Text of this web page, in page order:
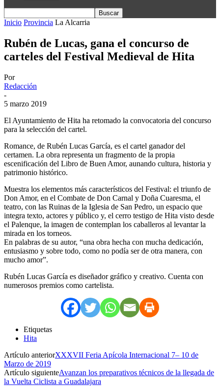
Inicio Provincia La Alcarria
Rubén de Lucas, gana el concurso de
carteles del Festival Medieval de Hita
Por
Redacción
-
5 marzo 2019
El Ayuntamiento de Hita ha retomado la convocatoria del concurso
para la selección del cartel.
Romance, de Rubén Lucas García, es el cartel ganador del
certamen. La obra representa un fragmento de la propia
escenificación del Libro de Buen Amor, aunando cultura, historia y
patrimonio histórico.
Muestra los elementos más característicos del Festival: el triunfo de
Don Amor, en el Combate de Don Carnal y Doña Cuaresma, el
teatro, con las Ruinas de la Iglesia de San Pedro, un espacio que
integra texto, actores y público y, el cerro testigo de Hita visto desde
el Palenque, la imagen de contemplan los caballeros al levantar la
mirada en los torneos.
En palabras de su autor, “una obra hecha con mucha dedicación,
entusiasmo y sobre todo, como no podía ser de otra manera, con
mucho amor”.
Rubén Lucas García es diseñador gráfico y creativo. Cuenta con
numerosos premios como cartelista.
Etiquetas
Hita
Artículo anteriorXXXVII Feria Apícola Internacional 7– 10 de
Marzo de 2019
Artículo siguienteAvanzan los preparativos técnicos de la llegada de
la Vuelta Ciclista a Guadalajara